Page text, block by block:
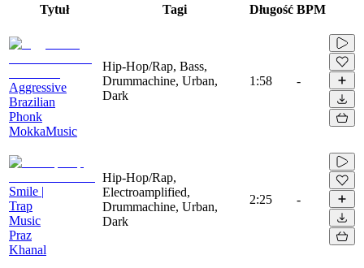
Tytuł Tagi Długość BPM
Aggressive
Brazilian
Phonk
MokkaMusic
Hip-Hop/Rap, Bass,
Drummachine, Urban,
Dark
1:58 -
Smile |
Trap
Music
Praz
Khanal
Hip-Hop/Rap,
Electroamplified,
Drummachine, Urban,
Dark
2:25 -